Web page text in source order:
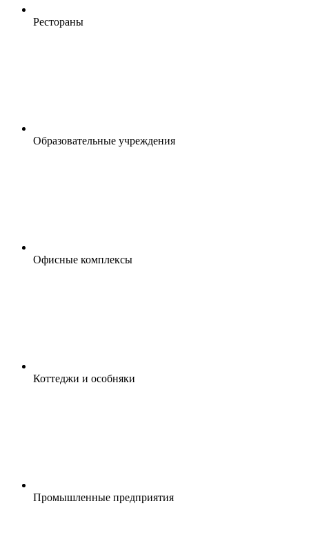
Рестораны
Образовательные учреждения
Офисные комплексы
Коттеджи и особняки
Промышленные предприятия